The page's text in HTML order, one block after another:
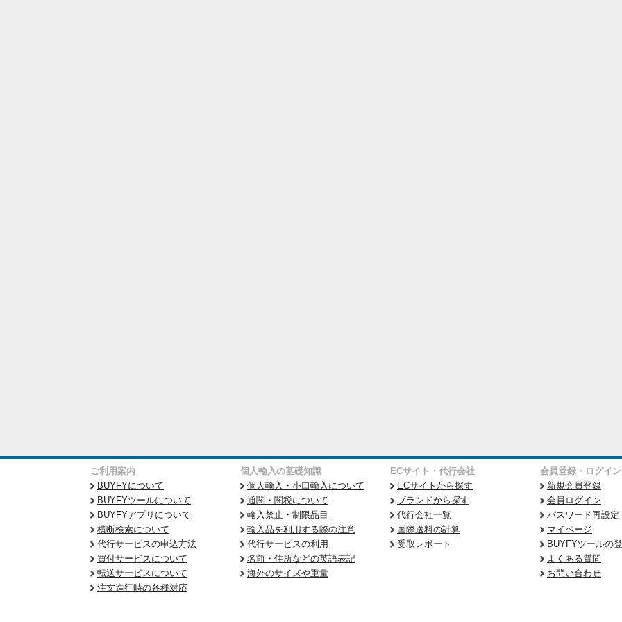
ご利用案内
BUYFYについて
BUYFYツールについて
BUYFYアプリについて
横断検索について
代行サービスの申込方法
買付サービスについて
転送サービスについて
注文進行時の各種対応
個人輸入の基礎知識
個人輸入・小口輸入について
通関・関税について
輸入禁止・制限品目
輸入品を利用する際の注意
代行サービスの利用
名前・住所などの英語表記
海外のサイズや重量
ECサイト・代行会社
ECサイトから探す
ブランドから探す
代行会社一覧
国際送料の計算
受取レポート
会員登録・ログイン
新規会員登録
会員ログイン
パスワード再設定
マイページ
BUYFYツールの
よくある質問
お問い合わせ